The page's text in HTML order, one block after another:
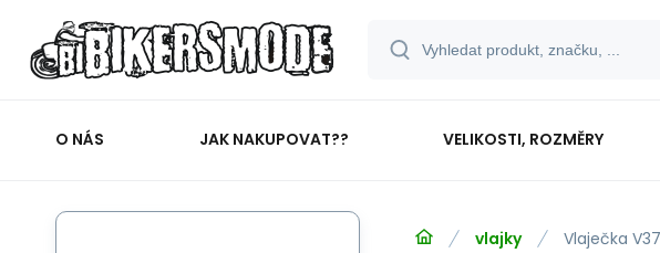
O NÁS JAK NAKUPOVAT?? VELIKOSTI, ROZMĚRY
vlajky Vlaječka